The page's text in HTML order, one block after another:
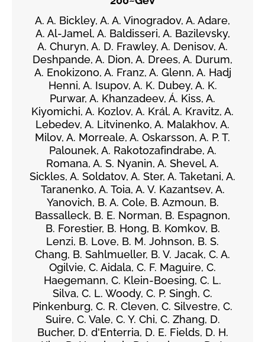
A. A. Bickley, A. A. Vinogradov, A. Adare,
A. Al-Jamel, A. Baldisseri, A. Bazilevsky,
A. Churyn, A. D. Frawley, A. Denisov, A.
Deshpande, A. Dion, A. Drees, A. Durum,
A. Enokizono, A. Franz, A. Glenn, A. Hadj
Henni, A. Isupov, A. K. Dubey, A. K.
Purwar, A. Khanzadeev, Á. Kiss, A.
Kiyomichi, A. Kozlov, A. Král, A. Kravitz, A.
Lebedev, A. Litvinenko, A. Malakhov, A.
Milov, A. Morreale, A. Oskarsson, A. P. T.
Palounek, A. Rakotozafindrabe, A.
Romana, A. S. Nyanin, A. Shevel, A.
Sickles, A. Soldatov, A. Ster, A. Taketani, A.
Taranenko, A. Toia, A. V. Kazantsev, A.
Yanovich, B. A. Cole, B. Azmoun, B.
Bassalleck, B. E. Norman, B. Espagnon,
B. Forestier, B. Hong, B. Komkov, B.
Lenzi, B. Love, B. M. Johnson, B. S.
Chang, B. Sahlmueller, B. V. Jacak, C. A.
Ogilvie, C. Aidala, C. F. Maguire, C.
Haegemann, C. Klein-Boesing, C. L.
Silva, C. L. Woody, C. P. Singh, C.
Pinkenburg, C. R. Cleven, C. Silvestre, C.
Suire, C. Vale, C. Y. Chi, C. Zhang, D.
Bucher, D. d'Enterria, D. E. Fields, D. H.